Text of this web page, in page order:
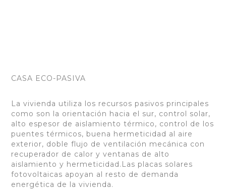
CASA ECO-PASIVA
La vivienda utiliza los recursos pasivos principales
como son la orientación hacia el sur, control solar,
alto espesor de aislamiento térmico, control de los
puentes térmicos, buena hermeticidad al aire
exterior, doble flujo de ventilación mecánica con
recuperador de calor y ventanas de alto
aislamiento y hermeticidad.Las placas solares
fotovoltaicas apoyan al resto de demanda
energética de la vivienda.